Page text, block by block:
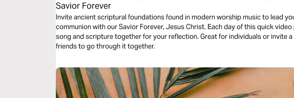
Savior Forever
Invite ancient scriptural foundations found in modern worship music to lead
communion with our Savior Forever, Jesus Christ. Each day of this quick
song and scripture together for your reflection. Great for individuals or invite
friends to go through it together.